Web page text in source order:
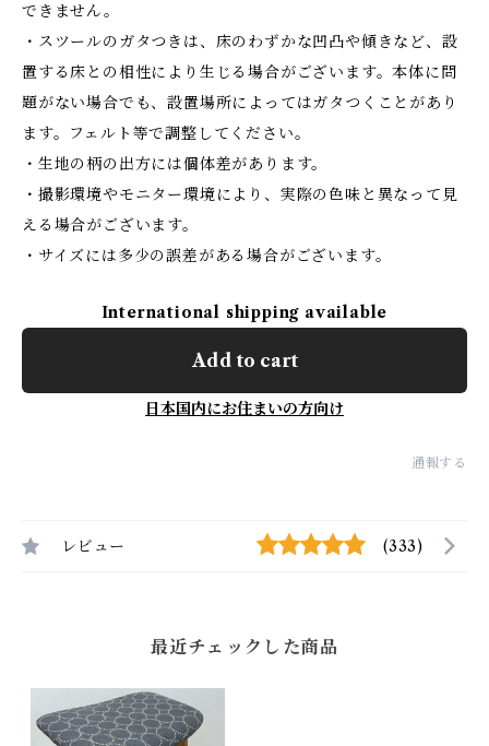
できません。
・スツールのガタつきは、床のわずかな凹凸や傾きなど、設
置する床との相性により生じる場合がございます。本体に問
題がない場合でも、設置場所によってはガタつくことがあり
ます。フェルト等で調整してください。
・生地の柄の出方には個体差があります。
・撮影環境やモニター環境により、実際の色味と異なって見
える場合がございます。
・サイズには多少の誤差がある場合がございます。
International shipping available
Add to cart
日本国内にお住まいの方向け
通報する
レビュー (333)
最近チェックした商品